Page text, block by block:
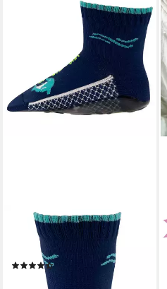
BEACHIES
Aquasocken Strandsocke
Delfin Wasserschuh
19,99 €